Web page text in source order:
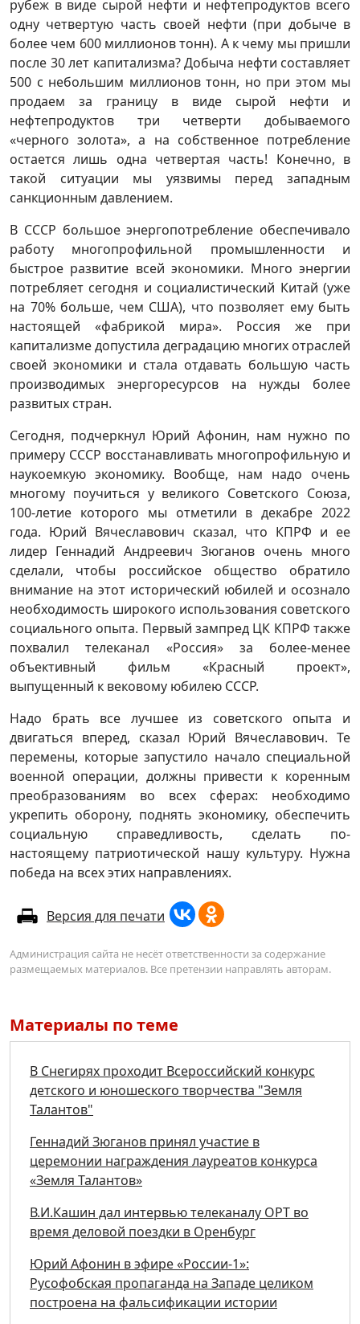
рубеж в виде сырой нефти и нефтепродуктов всего
одну четвертую часть своей нефти (при добыче в
более чем 600 миллионов тонн). А к чему мы пришли
после 30 лет капитализма? Добыча нефти составляет
500 с небольшим миллионов тонн, но при этом мы
продаем за границу в виде сырой нефти и
нефтепродуктов три четверти добываемого
«черного золота», а на собственное потребление
остается лишь одна четвертая часть! Конечно, в
такой ситуации мы уязвимы перед западным
санкционным давлением.
В СССР большое энергопотребление обеспечивало
работу многопрофильной промышленности и
быстрое развитие всей экономики. Много энергии
потребляет сегодня и социалистический Китай (уже
на 70% больше, чем США), что позволяет ему быть
настоящей «фабрикой мира». Россия же при
капитализме допустила деградацию многих отраслей
своей экономики и стала отдавать большую часть
производимых энергоресурсов на нужды более
развитых стран.
Сегодня, подчеркнул Юрий Афонин, нам нужно по
примеру СССР восстанавливать многопрофильную и
наукоемкую экономику. Вообще, нам надо очень
многому поучиться у великого Советского Союза,
100-летие которого мы отметили в декабре 2022
года. Юрий Вячеславович сказал, что КПРФ и ее
лидер Геннадий Андреевич Зюганов очень много
сделали, чтобы российское общество обратило
внимание на этот исторический юбилей и осознало
необходимость широкого использования советского
социального опыта. Первый зампред ЦК КПРФ также
похвалил телеканал «Россия» за более-менее
объективный фильм «Красный проект»,
выпущенный к вековому юбилею СССР.
Надо брать все лучшее из советского опыта и
двигаться вперед, сказал Юрий Вячеславович. Те
перемены, которые запустило начало специальной
военной операции, должны привести к коренным
преобразованиям во всех сферах: необходимо
укрепить оборону, поднять экономику, обеспечить
социальную справедливость, сделать по-
настоящему патриотической нашу культуру. Нужна
победа на всех этих направлениях.
Версия для печати
Администрация сайта не несёт ответственности за содержание
размещаемых материалов. Все претензии направлять авторам.
Материалы по теме
В Снегирях проходит Всероссийский конкурс
детского и юношеского творчества "Земля
Талантов"
Геннадий Зюганов принял участие в
церемонии награждения лауреатов конкурса
«Земля Талантов»
В.И.Кашин дал интервью телеканалу ОРТ во
время деловой поездки в Оренбург
Юрий Афонин в эфире «России-1»:
Русофобская пропаганда на Западе целиком
построена на фальсификации истории